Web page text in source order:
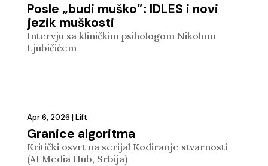
Posle „budi muško”: IDLES i novi
jezik muškosti
Intervju sa kliničkim psihologom Nikolom
Ljubičićem
Granice algoritma
Apr 6, 2026 | Lift
Kritički osvrt na serijal Kodiranje stvarnosti
(AI Media Hub, Srbija)